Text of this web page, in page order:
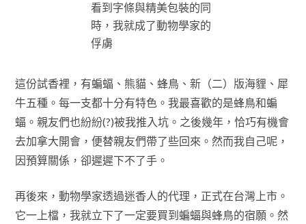
看到字條與精美包裝的同
時，我就成了動物學家的
俘虜
這份試香裡，有蝙蝠、熊貓、蜂鳥、新（二）版海貍、犀
牛五種。每一支都十分有特色。我最喜歡的是蜂鳥和蝙
蝠。親友們也紛紛(?)被我推入坑。之後幾年，恰巧有機會
去加拿大開會，便替親友們帶了些回來。然而我自己呢，
因預算關係，卻遲遲下不了手。
再後來，動物學家透過迷香人的代理，正式在台灣上市。
它一上檔，我就立下了一定要買到蝙蝠與蜂鳥的宿願。然